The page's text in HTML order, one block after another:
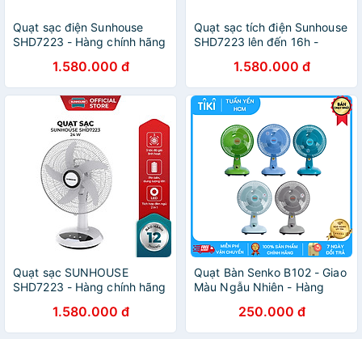
Quạt sạc điện Sunhouse
SHD7223 - Hàng chính hãng
1.580.000 đ
Quạt sạc tích điện Sunhouse
SHD7223 lên đến 16h -
1.580.000 đ
Quạt sạc SUNHOUSE
SHD7223 - Hàng chính hãng
1.580.000 đ
Quạt Bàn Senko B102 - Giao
Màu Ngẫu Nhiên - Hàng
250.000 đ